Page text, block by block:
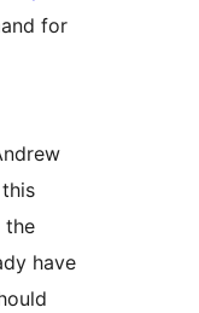
for
the
have